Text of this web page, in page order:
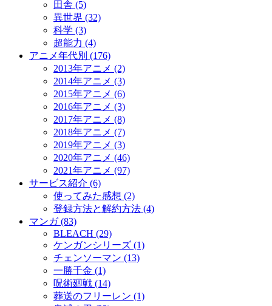
田舎 (5)
異世界 (32)
科学 (3)
超能力 (4)
アニメ年代別 (176)
2013年アニメ (2)
2014年アニメ (3)
2015年アニメ (6)
2016年アニメ (3)
2017年アニメ (8)
2018年アニメ (7)
2019年アニメ (3)
2020年アニメ (46)
2021年アニメ (97)
サービス紹介 (6)
使ってみた感想 (2)
登録方法と解約方法 (4)
マンガ(83)
BLEACH (29)
ケンガンシリーズ (1)
チェンソーマン (13)
一勝千金 (1)
呪術廻戦 (14)
葬送のフリーレン (1)